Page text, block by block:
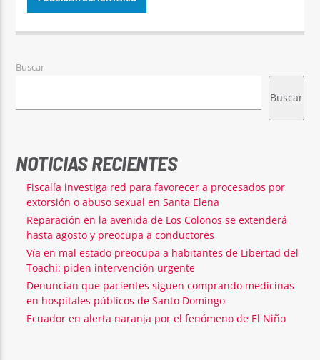
Buscar
Buscar
NOTICIAS RECIENTES
Fiscalía investiga red para favorecer a procesados por
extorsión o abuso sexual en Santa Elena
Reparación en la avenida de Los Colonos se extenderá
hasta agosto y preocupa a conductores
Vía en mal estado preocupa a habitantes de Libertad del
Toachi: piden intervención urgente
Denuncian que pacientes siguen comprando medicinas
en hospitales públicos de Santo Domingo
Ecuador en alerta naranja por el fenómeno de El Niño